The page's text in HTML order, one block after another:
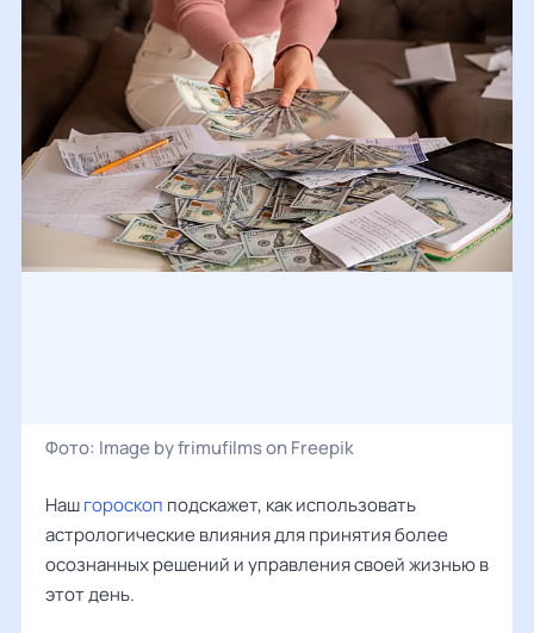
Фото: Image by frimufilms on Freepik
Нашгороскоп подскажет, как использовать
астрологические влияния для принятия более
осознанных решений и управления своей жизнью в
этот день.